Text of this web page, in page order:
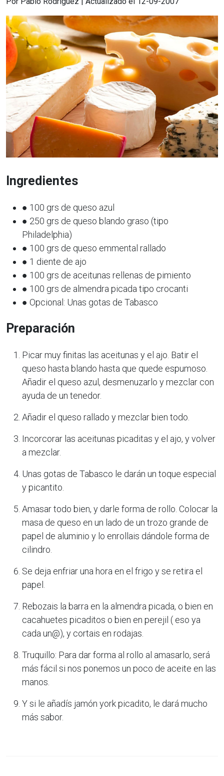
Ingredientes
● 100 grs de queso azul
● 250 grs de queso blando graso (tipo
Philadelphia)
● 100 grs de queso emmental rallado
● 1 diente de ajo
● 100 grs de aceitunas rellenas de pimiento
● 100 grs de almendra picada tipo crocanti
● Opcional: Unas gotas de Tabasco
Preparación
Picar muy finitas las aceitunas y el ajo. Batir el
queso hasta blando hasta que quede espumoso.
Añadir el queso azul, desmenuzarlo y mezclar con
ayuda de un tenedor.
Añadir el queso rallado y mezclar bien todo.
Incorcorar las aceitunas picaditas y el ajo, y volver
a mezclar.
Unas gotas de Tabasco le darán un toque especial
y picantito.
Amasar todo bien, y darle forma de rollo. Colocar la
masa de queso en un lado de un trozo grande de
papel de aluminio y lo enrollais dándole forma de
cilindro.
Se deja enfriar una hora en el frigo y se retira el
papel.
Rebozais la barra en la almendra picada, o bien en
cacahuetes picaditos o bien en perejil ( eso ya
cada un@), y cortais en rodajas.
Truquillo: Para dar forma al rollo al amasarlo, será
más fácil si nos ponemos un poco de aceite en las
manos.
Y si le añadís jamón york picadito, le dará mucho
más sabor.